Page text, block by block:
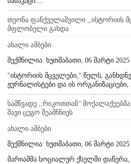
თეონა ფანქველაშვილი ,,ისტორიის
მფლობელი გახდა
ახალი ამბები
შექმნილია: ხუთშაბათი, 06 მარტი 2025
"ისტორიის მცველები," წელს,
ჟურნალისტები და ის
სამწვადე ,,რიკოთთან''
შავი ცუგო შეამჩნიეს
ახალი ამბები
შექმნილია: ხუთშაბათი, 06 მარტი 2025
მარიამმა სოციალურ ქსელში დაწერა,